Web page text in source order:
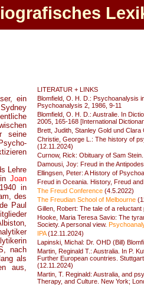
ein
seine
Lehre
Joan
in
des
Paul
nach
als
aus,
LITERATUR + LINKS
Blomfield, O. H. D.: Psychoanalysis
Psychoanalysis 2, 1986, 9-11
Blomfield, O. H. D.: Australie. In
2005, 165-168 [International
Brett, Judith, Stanley Gold und
Christie, George L.: The history of
(12.11.2024)
Curnow, Rick: Obituary of Sam Stein.
Damousi, Joy: Freud in the
Ellingsen, Peter: A History of
Freud in Oceania. History, Freud
The Freud Conference(4.5.2022)
The Freudian School of Melbourne
Gillen, Robert: The tale of a
Hooke, Maria Teresa Savio: The
Society. A personal view.
IPA(12.11.2024)
Lapinski, Michal: Dr. OHD (Bill)
Martin, Reginald T.: Australia. In P.
Further European countries.
(12.11.2024)
Martin, T. Reginald: Australia, and
Therapy, and Culture. New York;